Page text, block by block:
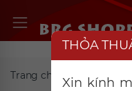
Trang chủ Thạch-
THỎA
Xin kính